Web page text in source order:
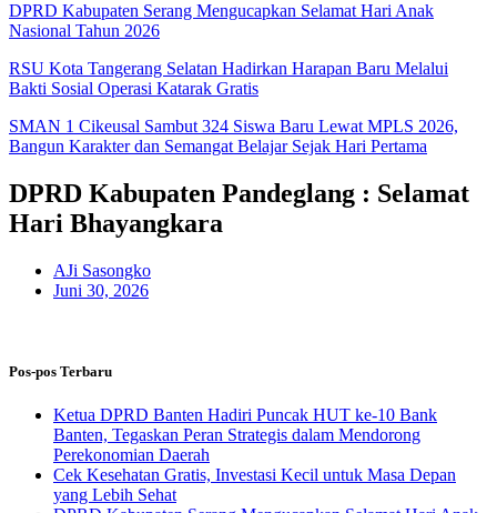
DPRD Kabupaten Serang Mengucapkan Selamat Hari Anak
Nasional Tahun 2026
RSU Kota Tangerang Selatan Hadirkan Harapan Baru Melalui
Bakti Sosial Operasi Katarak Gratis
SMAN 1 Cikeusal Sambut 324 Siswa Baru Lewat MPLS 2026,
Bangun Karakter dan Semangat Belajar Sejak Hari Pertama
DPRD Kabupaten Pandeglang : Selamat
Hari Bhayangkara
AJi Sasongko
Juni 30, 2026
Pos-pos Terbaru
Ketua DPRD Banten Hadiri Puncak HUT ke-10 Bank
Banten, Tegaskan Peran Strategis dalam Mendorong
Perekonomian Daerah
Cek Kesehatan Gratis, Investasi Kecil untuk Masa Depan
yang Lebih Sehat